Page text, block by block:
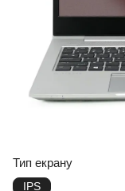
Тип екрану
IPS